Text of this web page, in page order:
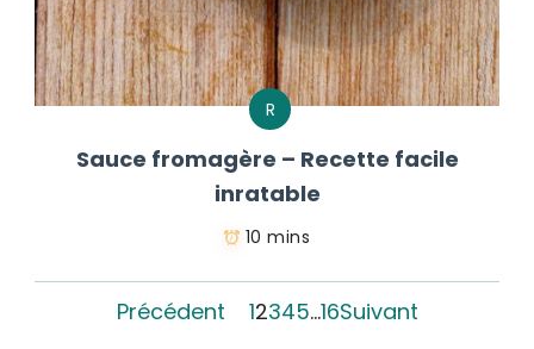
R
Sauce fromagère – Recette facile
inratable
10 mins
Précédent 12345…16Suivant